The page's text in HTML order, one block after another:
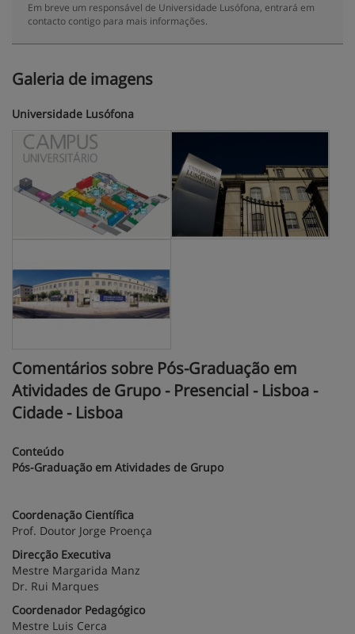
Em breve um responsável de Universidade Lusófona, entrará em
contacto contigo para mais informações.
Galeria de imagens
Universidade Lusófona
Comentários sobre Pós-Graduação em
Atividades de Grupo - Presencial - Lisboa -
Cidade - Lisboa
Conteúdo
Pós-Graduação em Atividades de Grupo
Coordenação Científica
Prof. Doutor Jorge Proença
Direcção Executiva
Mestre Margarida Manz
Dr. Rui Marques
Coordenador Pedagógico
Mestre Luis Cerca